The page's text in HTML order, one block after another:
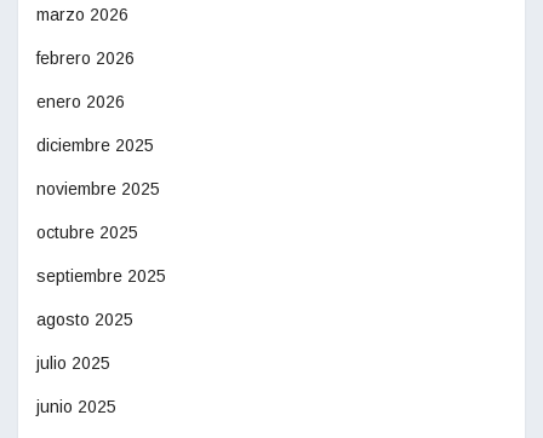
marzo 2026
febrero 2026
enero 2026
diciembre 2025
noviembre 2025
octubre 2025
septiembre 2025
agosto 2025
julio 2025
junio 2025